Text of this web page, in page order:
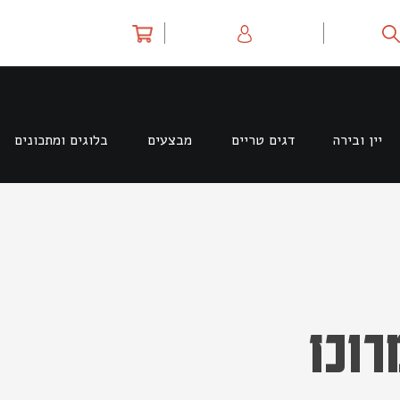
יין ובירה דגים טריים מבצעים בלוגים ומתכונים